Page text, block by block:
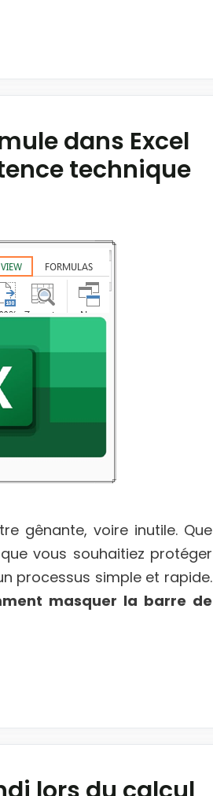
dans Excel
technique
gênante, voire inutile. Que
vous souhaitiez protéger
processus simple et rapide.
masquer la barre de